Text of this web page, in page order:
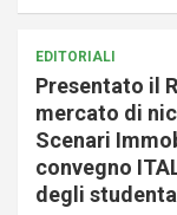
EDITORIALI
Presentato il
mercato di
Scenari
convegno
degli